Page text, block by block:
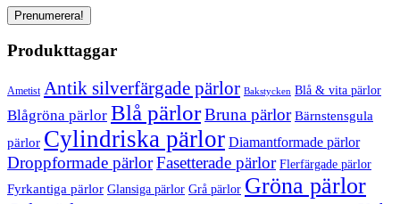
Produkttaggar
Ametist Antik silverfärgade pärlor Bakstycken Blå & vita pärlor
Blågröna pärlor Blå pärlorBruna pärlor Bärnstensgula
pärlor Cylindriska pärlor Diamantformade pärlor
Droppformade pärlorFasetterade pärlor Flerfärgade pärlor
Fyrkantiga pärlor Glansiga pärlor Grå pärlor Gröna pärlor